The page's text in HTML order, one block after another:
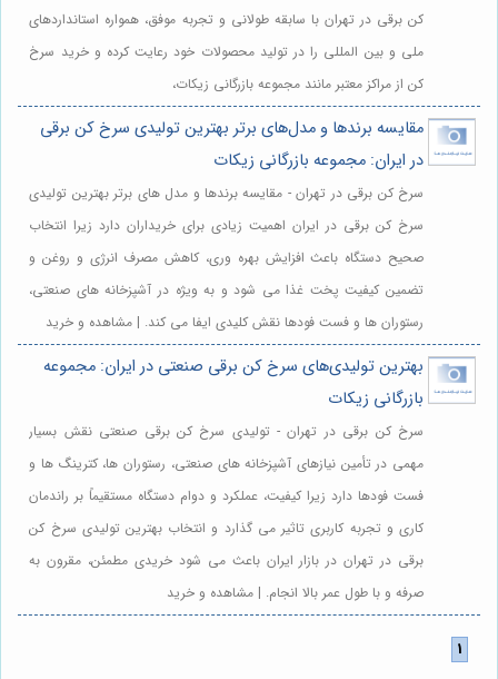
کن برقی در تهران با سابقه طولانی و تجربه موفق، همواره استانداردهای
ملی و بین المللی را در تولید محصولات خود رعایت کرده و خرید سرخ
کن از مراکز معتبر مانند مجموعه بازرگانی زیکات،
مقایسه برندها و مدل‌های برتر بهترین تولیدی سرخ کن برقی
در ایران: مجموعه بازرگانی زیکات
سرخ کن برقی در تهران - مقایسه برندها و مدل های برتر بهترین تولیدی
سرخ کن برقی در ایران اهمیت زیادی برای خریداران دارد زیرا انتخاب
صحیح دستگاه باعث افزایش بهره وری، کاهش مصرف انرژی و روغن و
تضمین کیفیت پخت غذا می شود و به ویژه در آشپزخانه های صنعتی،
رستوران ها و فست فودها نقش کلیدی ایفا می کند. | مشاهده و خرید
بهترین تولیدی‌های سرخ کن برقی صنعتی در ایران: مجموعه
بازرگانی زیکات
سرخ کن برقی در تهران - تولیدی سرخ کن برقی صنعتی نقش بسیار
مهمی در تأمین نیازهای آشپزخانه های صنعتی، رستوران ها، کترینگ ها و
فست فودها دارد زیرا کیفیت، عملکرد و دوام دستگاه مستقیماً بر راندمان
کاری و تجربه کاربری تاثیر می گذارد و انتخاب بهترین تولیدی سرخ کن
برقی در تهران در بازار ایران باعث می شود خریدی مطمئن، مقرون به
صرفه و با طول عمر بالا انجام. | مشاهده و خرید